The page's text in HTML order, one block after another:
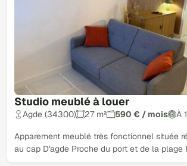
Studio meublé à louer
Agde (34300) 27 m² 590 € / mois À
Apparement meublé très fonctionnel située
au cap D'agde Proche du port et de la plage